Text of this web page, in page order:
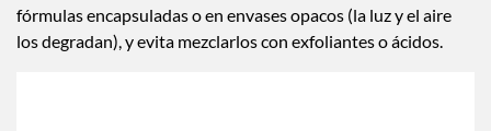
fórmulas encapsuladas o en envases opacos (la luz y el aire
los degradan), y evita mezclarlos con exfoliantes o ácidos.